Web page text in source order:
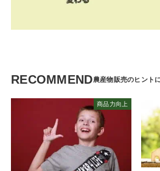
RECOMMEND
商品力向上